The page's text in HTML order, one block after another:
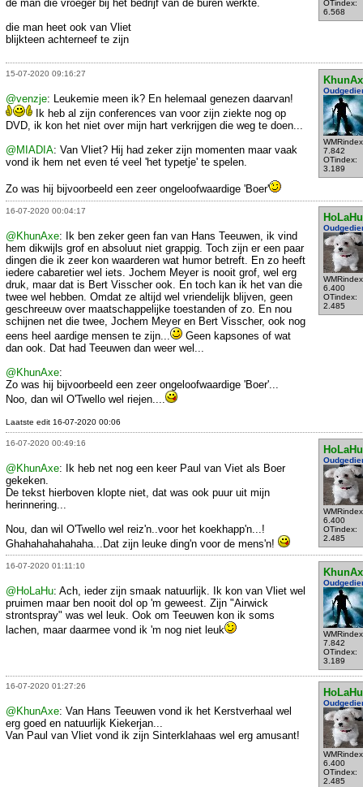
OTindex:
6.568
de man die vroeger bij het bedrijf van de buren werkte.
die man heet ook van Vliet
blijkteen achterneef te zijn
15-07-2020 09:16:27
7.842
OTindex:
3.189
@venzje: Leukemie meen ik? En helemaal genezen daarvan!
Ik heb al zijn conferences van voor zijn ziekte nog op
DVD, ik kon het niet over mijn hart verkrijgen die weg te doen...
@MIADIA: Van Vliet? Hij had zeker zijn momenten maar vaak
vond ik hem net even té veel 'het typetje' te spelen.
Zo was hij bijvoorbeeld een zeer ongeloofwaardige 'Boer'
16-07-2020 00:04:17
HoLaHu
6.400
OTindex:
2.485
@KhunAxe: Ik ben zeker geen fan van Hans Teeuwen, ik vind
hem dikwijls grof en absoluut niet grappig. Toch zijn er een paar
dingen die ik zeer kon waarderen wat humor betreft. En zo heeft
iedere cabaretier wel iets. Jochem Meyer is nooit grof, wel erg
druk, maar dat is Bert Visscher ook. En toch kan ik het van die
twee wel hebben. Omdat ze altijd wel vriendelijk blijven, geen
geschreeuw over maatschappelijke toestanden of zo. En nou
schijnen net die twee, Jochem Meyer en Bert Visscher, ook nog
eens heel aardige mensen te zijn...
Geen kapsones of wat
dan ook. Dat had Teeuwen dan weer wel...
@KhunAxe:
Zo was hij bijvoorbeeld een zeer ongeloofwaardige 'Boer'...
Noo, dan wil O'Twello wel riejen....
Laatste edit 16-07-2020 00:06
16-07-2020 00:49:16
HoLaHu
6.400
OTindex:
2.485
@KhunAxe: Ik heb net nog een keer Paul van Viet als Boer
gekeken.
De tekst hierboven klopte niet, dat was ook puur uit mijn
herinnering...
Nou, dan wil O'Twello wel reiz'n..voor het koekhapp'n...!
Ghahahahahahaha...Dat zijn leuke ding'n voor de mens'n!
16-07-2020 01:11:10
7.842
OTindex:
3.189
@HoLaHu: Ach, ieder zijn smaak natuurlijk. Ik kon van Vliet wel
pruimen maar ben nooit dol op 'm geweest. Zijn "Airwick
strontspray" was wel leuk. Ook om Teeuwen kon ik soms
lachen, maar daarmee vond ik 'm nog niet leuk
16-07-2020 01:27:26
HoLaHu
6.400
OTindex:
2.485
@KhunAxe: Van Hans Teeuwen vond ik het Kerstverhaal wel
erg goed en natuurlijk Kiekerjan...
Van Paul van Vliet vond ik zijn Sinterklahaas wel erg amusant!